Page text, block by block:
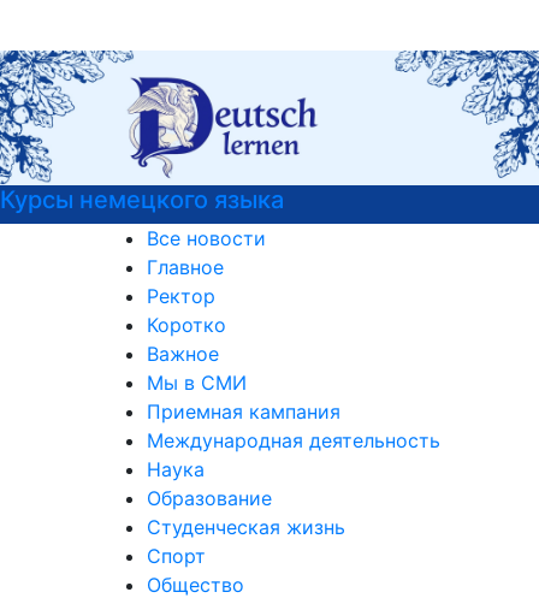
Курсы немецкого языка
Все новости
Главное
Ректор
Коротко
Важное
Мы в СМИ
Приемная кампания
Международная деятельность
Наука
Образование
Студенческая жизнь
Спорт
Общество